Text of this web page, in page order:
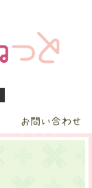
お問い合わせ